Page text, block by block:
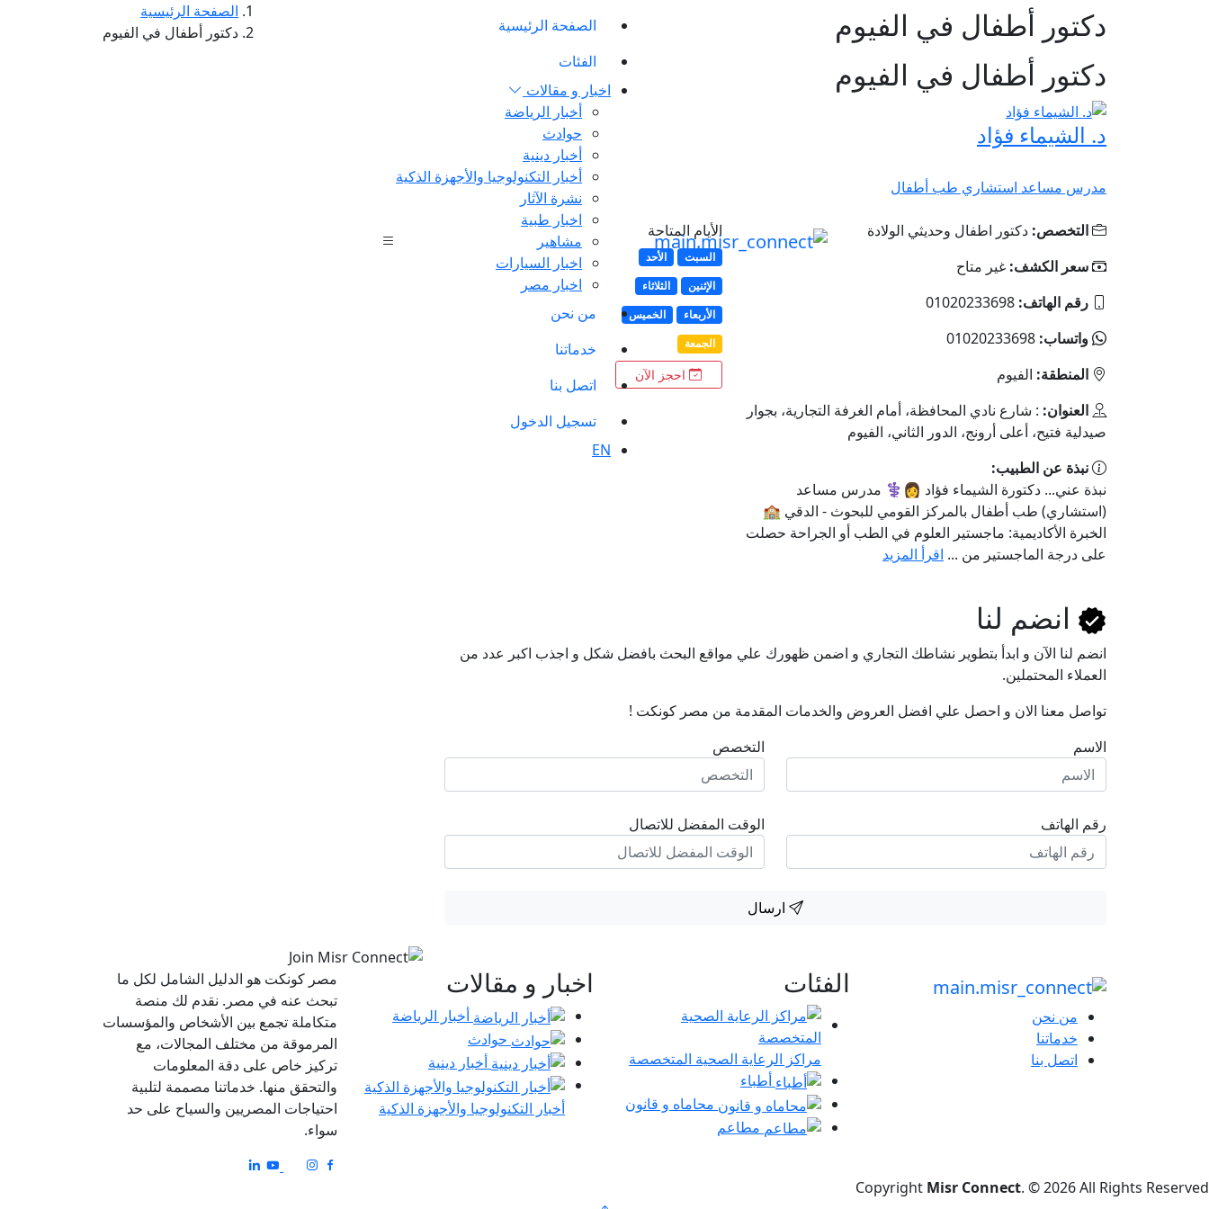
الصفحة الرئيسية
الفئات
اخبار و مقالات
أخبار الرياضة
حوادث
أخبار دينية
أخبار التكنولوجيا والأجهزة الذكية
نشرة الآثار
اخبار طبية
مشاهير
اخبار السيارات
اخبار مصر
من نحن
خدماتنا
اتصل بنا
تسجيل الدخول
EN
دكتور أطفال في الفيوم
الصفحة الرئيسية
دكتور أطفال في الفيوم
دكتور أطفال في الفيوم
د. الشيماء فؤاد
مدرس مساعد استشاري طب أطفال
التخصص: دكتور اطفال وحديثي الولادة
سعر الكشف: غير متاح
رقم الهاتف: 01020233698
واتساب: 01020233698
المنطقة: الفيوم
العنوان: : شارع نادي المحافظة، أمام الغرفة التجارية، بجوار
صيدلية فتيح، أعلى أرونج، الدور الثاني، الفيوم
نبذة عن الطبيب:
نبذة عني... دكتورة الشيماء فؤاد 👩⚕️ مدرس مساعد
(استشاري) طب أطفال بالمركز القومي للبحوث - الدقي 🏫
الخبرة الأكاديمية: ماجستير العلوم في الطب أو الجراحة حصلت
على درجة الماجستير من ... اقرأ المزيد
الأيام المتاحة
السبت
الأحد
الإثنين
الثلاثاء
الأربعاء
الخميس
الجمعة
احجز الآن
انضم لنا
انضم لنا اﻵن و ابدأ بتطوير نشاطك التجاري و اضمن ظهورك علي مواقع البحث بافضل شكل و اجذب اكبر عدد من
العملاء المحتملين.
تواصل معنا الان و احصل علي افضل العروض والخدمات المقدمة من مصر كونكت !
الاسم
رقم الهاتف
التخصص
الوقت المفضل للاتصال
ارسال
من نحن
خدماتنا
اتصل بنا
الفئات
مراكز الرعاية الصحية المتخصصة
أطباء
محاماه و قانون
مطاعم
اخبار و مقالات
أخبار الرياضة
حوادث
أخبار دينية
أخبار التكنولوجيا والأجهزة الذكية
مصر كونكت هو الدليل الشامل لكل ما
تبحث عنه في مصر. نقدم لك منصة
متكاملة تجمع بين الأشخاص والمؤسسات
المرموقة من مختلف المجالات، مع
تركيز خاص على دقة المعلومات
والتحقق منها. خدماتنا مصممة لتلبية
احتياجات المصريين والسياح على حد
سواء.
Copyright Misr Connect. © 2026 All Rights Reserved